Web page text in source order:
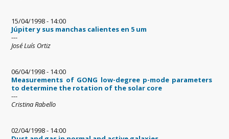
15/04/1998 - 14:00
Júpiter y sus manchas calientes en 5 um
---
José Luís Ortiz
06/04/1998 - 14:00
Measurements of GONG low-degree p-mode parameters
to determine the rotation of the solar core
---
Cristina Rabello
02/04/1998 - 14:00